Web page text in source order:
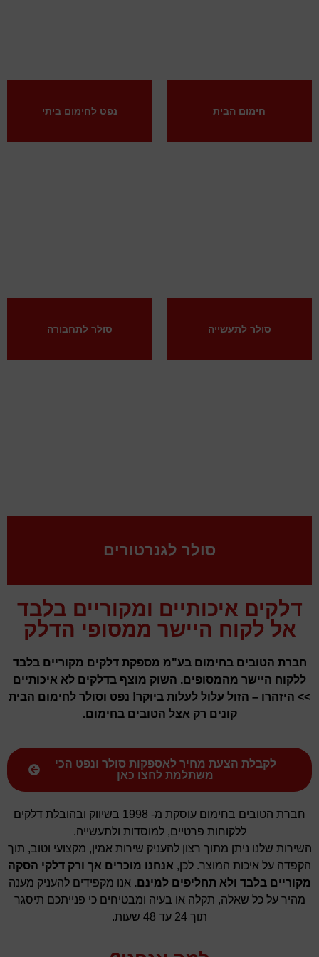
חימום הבית נפט לחימום ביתי
סולר לתעשייה סולר לתחבורה
סולר לגנרטורים
דלקים איכותיים ומקוריים בלבד
אל לקוח היישר ממסופי הדלק
חברת הטובים בחימום בע"מ מספקת דלקים מקוריים בלבד
ללקוח היישר מהמסופים. השוק מוצף בדלקים לא איכותיים
>> היזהרו – הזול עלול לעלות ביוקר! נפט וסולר לחימום הבית
קונים רק אצל הטובים בחימום.
לקבלת הצעת מחיר לאספקות סולר ונפט הכי
משתלמת לחצו כאן
חברת הטובים בחימום עוסקת מ- 1998 בשיווק ובהובלת דלקים
ללקוחות פרטיים, למוסדות ולתעשייה.
השירות שלנו ניתן מתוך רצון להעניק שירות אמין, מקצועי וטוב, תוך
הקפדה על איכות המוצר. לכן, אנחנו מוכרים אך ורק דלקי הסקה
מקוריים בלבד ולא תחליפים למינם. אנו מקפידים להעניק מענה
מהיר על כל שאלה, תקלה או בעיה ומבטיחים כי פנייתכם תיסגר
תוך 24 עד 48 שעות.